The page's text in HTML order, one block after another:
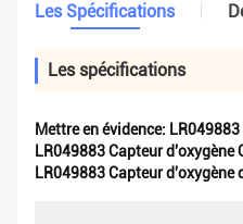
Les Spécifications
Les spécifications
Mettre en évidence:
LR049883 Capteur d'oxygène
LR049883 Capteur d'oxygène